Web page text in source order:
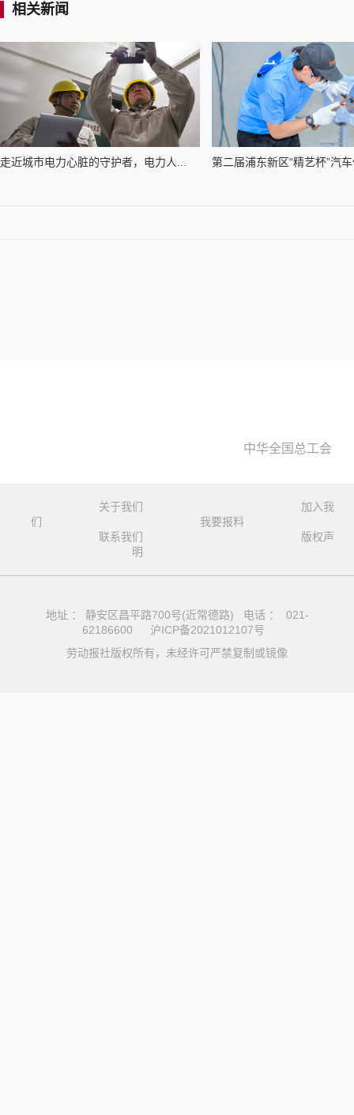
相关新闻
走近城市电力心脏的守护者，电力人... 第二届浦东新区“精艺杯”汽
中华全国总工会
关于我们
加入我
们
我要报料
联系我们
版权声
明
地址 ： 静安区昌平路700号(近常德路) 电话 ： 021-
62186600
沪ICP备2021012107号
劳动报社版权所有，未经许可严禁复制或镜像